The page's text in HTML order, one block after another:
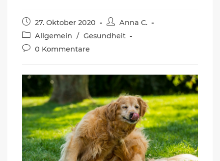
Beitrag
veröffentlicht:
27. Oktober 2020
Beitrags-
Autor:
Anna C.
Beitrags-
Kategorie:
Allgemein / Gesundheit
Beitrags-
0 Kommentare